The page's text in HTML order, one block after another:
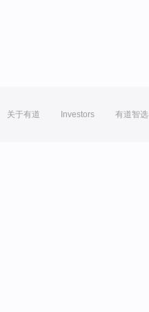
关于有道 Investors 有道智选